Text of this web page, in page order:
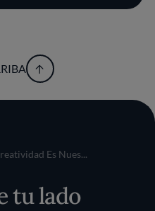
Es Nues...
tu lado